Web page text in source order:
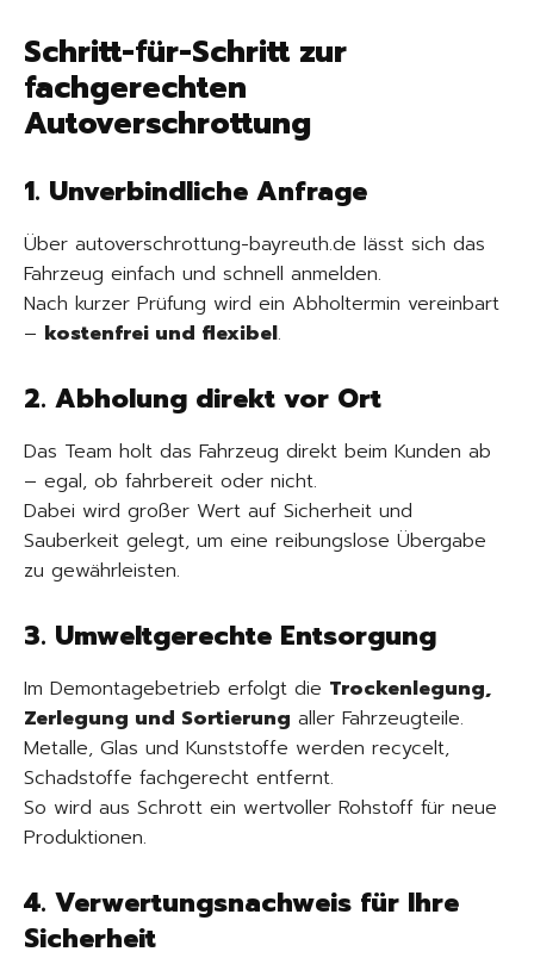
Schritt-für-Schritt zur
fachgerechten
Autoverschrottung
1. Unverbindliche Anfrage
Über autoverschrottung-bayreuth.de lässt sich das
Fahrzeug einfach und schnell anmelden.
Nach kurzer Prüfung wird ein Abholtermin vereinbart
– kostenfrei und flexibel.
2. Abholung direkt vor Ort
Das Team holt das Fahrzeug direkt beim Kunden ab
– egal, ob fahrbereit oder nicht.
Dabei wird großer Wert auf Sicherheit und
Sauberkeit gelegt, um eine reibungslose Übergabe
zu gewährleisten.
3. Umweltgerechte Entsorgung
Im Demontagebetrieb erfolgt die Trockenlegung,
Zerlegung und Sortierung aller Fahrzeugteile.
Metalle, Glas und Kunststoffe werden recycelt,
Schadstoffe fachgerecht entfernt.
So wird aus Schrott ein wertvoller Rohstoff für neue
Produktionen.
4. Verwertungsnachweis für Ihre
Sicherheit